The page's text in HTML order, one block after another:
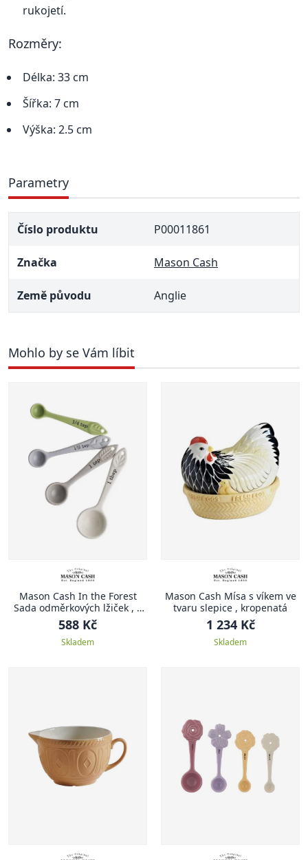
rukojetí.
Rozměry:
Délka: 33 cm
Šířka: 7 cm
Výška: 2.5 cm
Parametry
Číslo produktu P00011861
Značka Mason Cash
Země původu Anglie
Mohlo by se Vám líbit
Mason Cash In the Forest
Sada odměrkových lžiček , 4
ks, bílá
588 Kč
Skladem
Mason Cash Mísa s víkem ve
tvaru slepice , kropenatá
1 234 Kč
Skladem